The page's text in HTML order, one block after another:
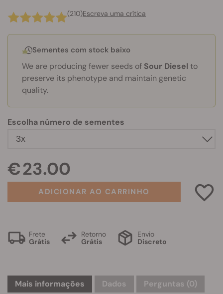
(210)Escreva uma crítica
Sementes com stock baixo
We are producing fewer seeds of Sour Diesel to
preserve its phenotype and maintain genetic
quality.
Escolha número de sementes
€ 23.00
ADICIONAR AO CARRINHO
Frete
Grátis
Retorno
Grátis
Envio
Discreto
Mais informações Dados Perguntas (0)